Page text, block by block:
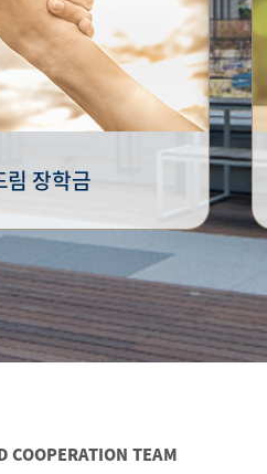
림 장학금
COOPERATION TEAM